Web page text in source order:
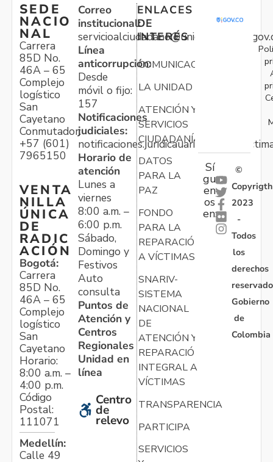
SEDE
NACIO
NAL
Carrera
85D No.
46A – 65
Complejo
logístico
San
Cayetano
Conmutador:
+57 (601)
7965150
VENTA
NILLA
ÚNICA
DE
RADIC
ACIÓN
Bogotá:
Carrera
85D No.
46A – 65
Complejo
logístico
San
Cayetano
Horario:
8:00 a.m. –
4:00 p.m.
Código
Postal:
111071
Medellín:
Calle 49
Correo
institucional:
Línea
anticorrupción:
Desde
móvil o fijo:
157
Notificaciones
judiciales:
Horario de
atención
Lunes a
viernes
8:00 a.m. –
6:00 p.m.
Sábado,
Domingo y
Festivos
Auto
consulta
Puntos de
Atención y
Centros
Regionales
Unidad en
línea
Centro
de
relevo
ENLACES
DE
INTERÉS
COMUNICACIONES
LA UNIDAD
ATENCIÓN Y
SERVICIOS
CIUDADANÍA
DATOS
PARA LA
PAZ
FONDO
PARA LA
REPARACIÓN
A VÍCTIMAS
SNARIV-
SISTEMA
NACIONAL
DE
ATENCIÓN Y
REPARACIÓN
INTEGRAL A
VÍCTIMAS
TRANSPARENCIA
PARTICIPA
SERVICIOS
Sí
gu
en
os
en:
©
Copyrigth
2023
-
Todos
los
derechos
Gobierno
de
Colombia